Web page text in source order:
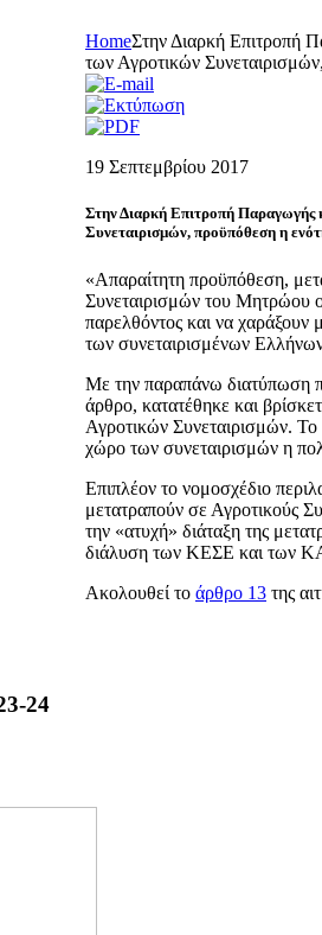
HomeΣτην Διαρκή Επιτροπή
των Αγροτικών
19 Σεπτεμβρίου 2017
Στην Διαρκή Επιτροπή Παραγωγής
Συνεταιρισμών, προϋπόθεση η
«Απαραίτητη προϋπόθεση,
Συνεταιρισμών του Μητρώου
παρελθόντος και να χαράξουν
των συνεταιρισμένων
Με την παραπάνω διατύπωση
άρθρο, κατατέθηκε και
Αγροτικών Συνεταιρισμών. Το
χώρο των συνεταιρισμών η
Επιπλέον το νομοσχέδιο
μετατραπούν σε Αγροτικούς
την «ατυχή» διάταξη της
διάλυση των ΚΕΣΕ και των
Ακολουθεί το άρθρο 13 της
24